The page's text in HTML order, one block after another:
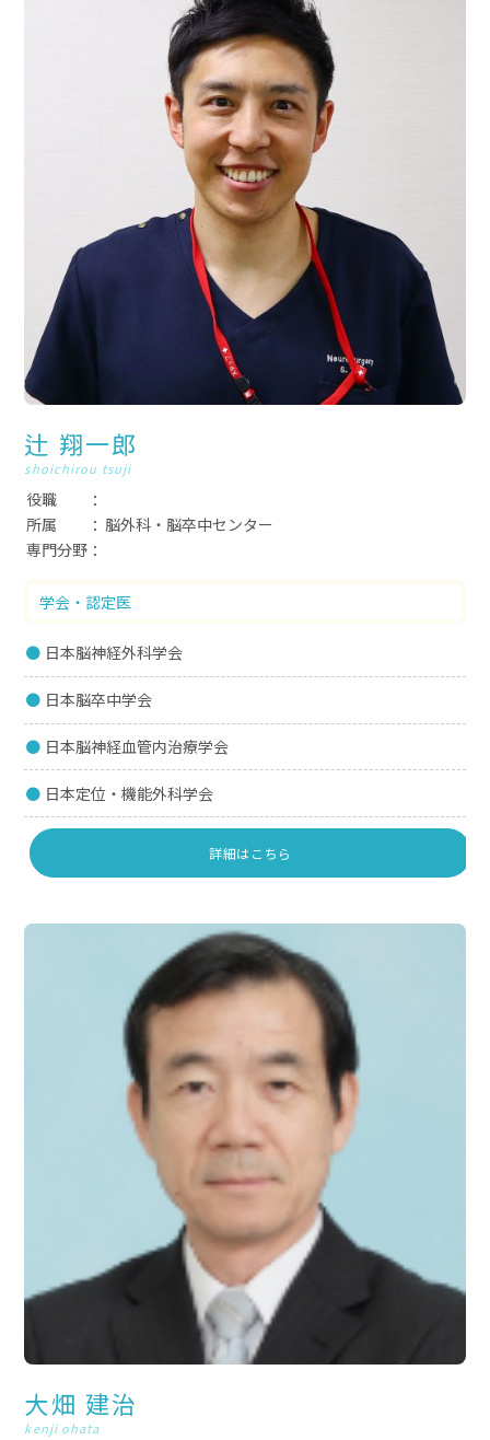
辻 翔一郎
shoichirou tsuji
役職
所属
脳外科・脳卒中センター
専門分野
学会・認定医
日本脳神経外科学会
日本脳卒中学会
日本脳神経血管内治療学会
日本定位・機能外科学会
詳細はこちら
大畑 建治
kenji ohata